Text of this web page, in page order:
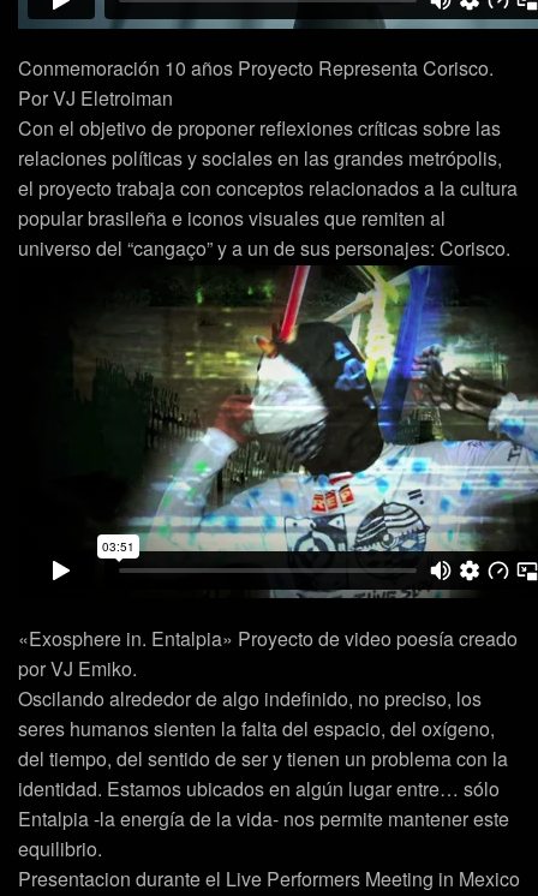
Conmemoración 10 años Proyecto Representa Corisco.
PorVJ Eletroiman
Con el objetivo de proponer reflexiones críticas sobre las
relaciones políticas y sociales en las grandes metrópolis,
el proyecto trabaja con conceptos relacionados a la cultura
popular brasileña e iconos visuales que remiten al
universo del “cangaço” y a un de sus personajes: Corisco.
«Exosphere in. Entalpia» Proyecto de video poesía creado
porVJ Emiko.
Oscilando alrededor de algo indefinido, no preciso, los
seres humanos sienten la falta del espacio, del oxígeno,
del tiempo, del sentido de ser y tienen un problema con la
identidad. Estamos ubicados en algún lugar entre… sólo
Entalpia -la energía de la vida- nos permite mantener este
equilibrio.
Presentacion durante el Live Performers Meeting in Mexico